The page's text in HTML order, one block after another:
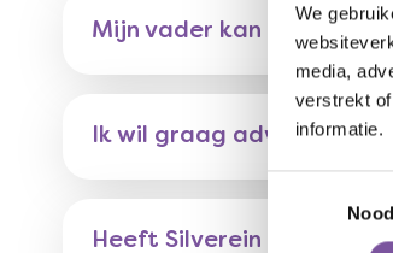
We
media,
verstrekt
informatie.
Mijn vader kan niet
Ik wil graag advies over
Heeft Silverein